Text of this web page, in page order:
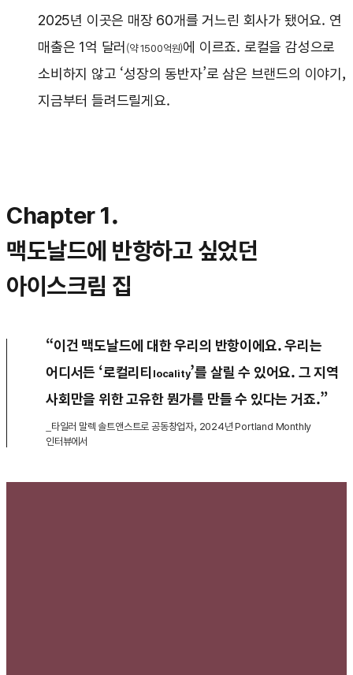
2025년 이곳은 매장 60개를 거느린 회사가 됐어요. 연
매출은 1억 달러 (약 1500억원)에 이르죠. 로컬을 감성으로
소비하지 않고 ‘성장의 동반자’로 삼은 브랜드의 이야기,
지금부터 들려드릴게요.
Chapter 1.
맥도날드에 반항하고 싶었던
아이스크림 집
“이건 맥도날드에 대한 우리의 반항이에요. 우리는
어디서든 ‘로컬리티 locality’를 살릴 수 있어요. 그 지역
사회만을 위한 고유한 뭔가를 만들 수 있다는 거죠.”
_타일러 말렉 솔트앤스트로 공동창업자, 2024년 Portland Monthly
인터뷰에서